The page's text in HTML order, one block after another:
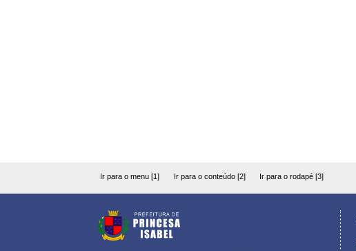
Ir para o menu [1] Ir para o conteúdo [2] Ir para o rodapé [3]